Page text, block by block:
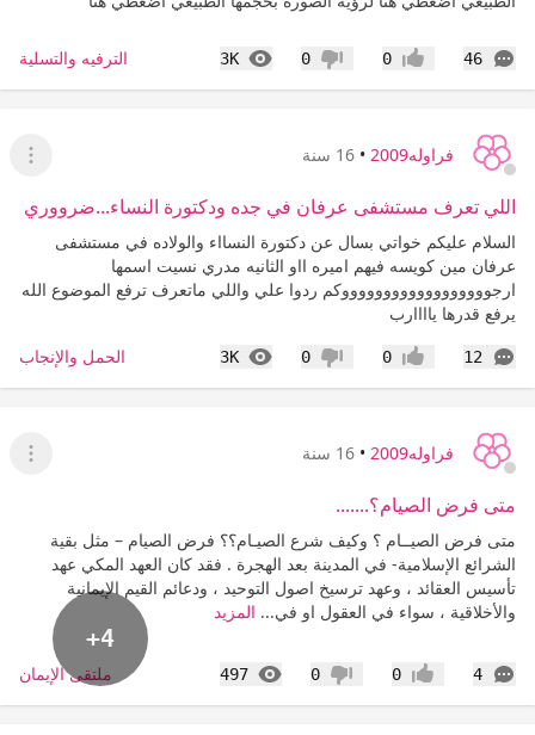
46
التعليقات إعجاب0 عدم إعجاب
0
3K
المشاهدات الترفيه والتسلية
فراوله2009 • 16 سنة
عرض
اللي تعرف مستشفى عرفان في جده ودكتورة النساء...ضرووري
السلام عليكم خواتي بسال عن دكتورة النسااء والولاده في مستشفى
عرفان مين كويسه فيهم اميره ااو الثانيه مدري نسيت اسمها
ارجووووووووووووووووووكم ردوا علي واللي ماتعرف ترفع الموضوع الله
يرفع قدرها ياااارب
12
التعليقات إعجاب0 عدم إعجاب
0
3K
المشاهدات الحمل والإنجاب
فراوله2009 • 16 سنة
عرض
متى فرض الصيام؟.......
متى فرض الصيــام ؟ وكيف شرع الصيـام؟؟ فرض الصيام – مثل بقية
الشرائع الإسلامية- في المدينة بعد الهجرة . فقد كان العهد المكي عهد
تأسيس العقائد ، وعهد ترسيخ اصول التوحيد ، ودعائم القيم الإيمانية
والأخلاقية ، سواء في العقول او في... المزيد
+4
4
التعليقات إعجاب0 عدم إعجاب
0
497
المشاهدات ملتقى الإيمان